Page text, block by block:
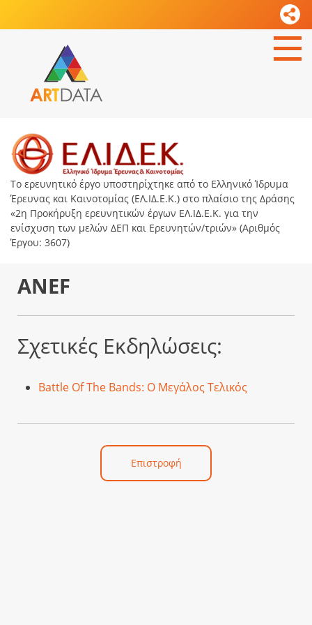
Το ερευνητικό έργο υποστηρίχτηκε από το Ελληνικό Ίδρυμα
Έρευνας και Καινοτομίας (ΕΛ.ΙΔ.Ε.Κ.) στο πλαίσιο της Δράσης
«2η Προκήρυξη ερευνητικών έργων ΕΛ.ΙΔ.Ε.Κ. για την
ενίσχυση των μελών ΔΕΠ και Ερευνητών/τριών» (Αριθμός
Έργου: 3607)
ANEF
Σχετικές Εκδηλώσεις:
Battle Of The Bands: Ο Μεγάλος Τελικός
Επιστροφή